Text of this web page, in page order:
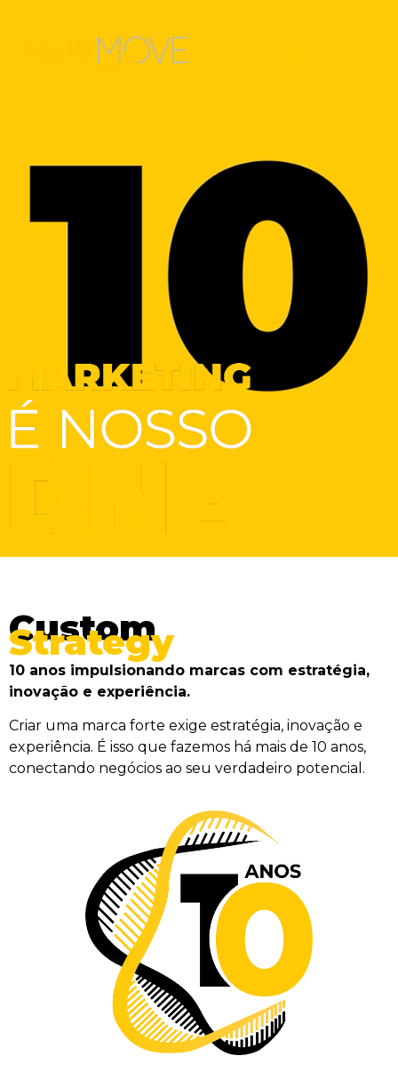
Custom
Strategy
10 anos impulsionando marcas com estratégia,
inovação e experiência.
Criar uma marca forte exige estratégia, inovação e
experiência. É isso que fazemos há mais de 10 anos,
conectando negócios ao seu verdadeiro potencial.